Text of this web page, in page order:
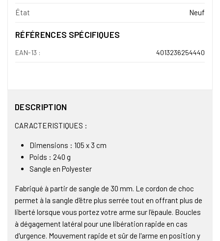
État Neuf
RÉFÉRENCES SPÉCIFIQUES
EAN-13 : 4013236254440
DESCRIPTION
CARACTERISTIQUES :
Dimensions : 105 x 3 cm
Poids : 240 g
Sangle en Polyester
Fabriqué à partir de sangle de 30 mm. Le cordon de choc
permet à la sangle d'être plus serrée tout en offrant plus de
liberté lorsque vous portez votre arme sur l'épaule. Boucles
à dégagement latéral pour une libération rapide en cas
d'urgence. Mouvement rapide et sûr de l'arme en position y